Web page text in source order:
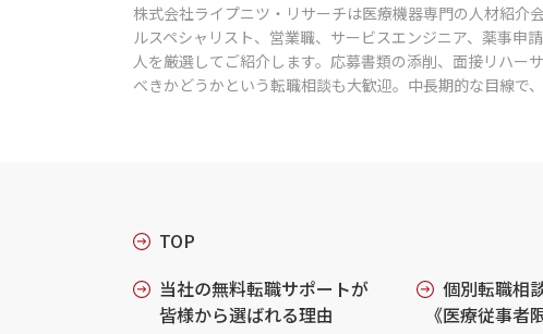
株式会社ライプニツ・リサーチは医療機器専門の人材紹介
ルスペシャリスト、営業職、サービスエンジニア、薬事申
人を厳選してご紹介します。応募書類の添削、面接リハー
べきかどうかという転職相談も大歓迎。中長期的な目線で
TOP
当社の無料転職サポートが
皆様から選ばれる理由
個別転職相
《医療従事者